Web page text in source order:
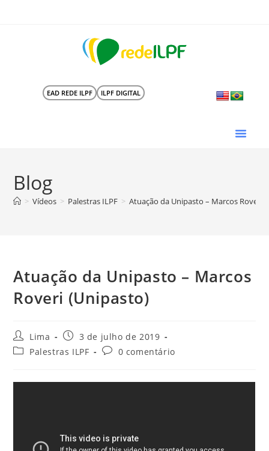
EAD REDE ILPF ILPF DIGITAL
Blog
> Vídeos > Palestras ILPF > Atuação da Unipasto – Marcos Roveri
Atuação da Unipasto – Marcos
Roveri (Unipasto)
Lima
3 de julho de 2019
Palestras ILPF
0 comentário